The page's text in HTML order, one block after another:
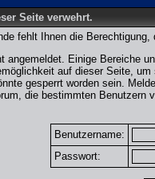
Seite verwehrt.
fehlt Ihnen die
angemeldet. Einige Bereiche
auf dieser Seite,
gesperrt worden sein.
die bestimmten Benutzern
Benutzername:
Passwort: